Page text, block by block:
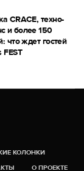
CRACE, техно-
и более 150
что ждет гостей
FEST
КОЛОНКИ
О ПРОЕКТЕ